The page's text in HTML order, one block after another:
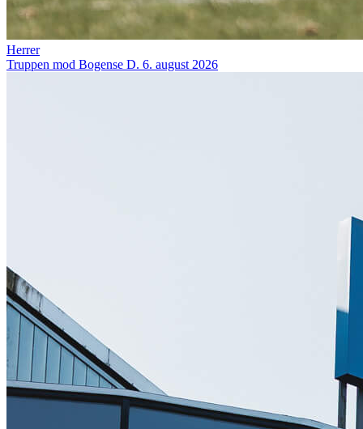
Herrer
Truppen mod Bogense D. 6. august 2026